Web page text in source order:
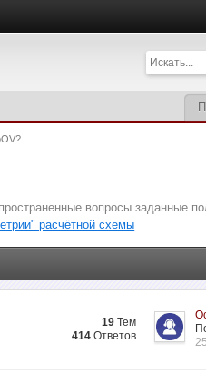
вопросы заданные
расчётной схемы
19 Тем
414 Ответов